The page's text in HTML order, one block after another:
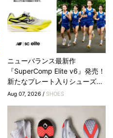
ニューバランス最新作
『SuperComp Elite v6』発売！
新たなプレート入りシューズ...
Aug 07, 2026 / SHOES